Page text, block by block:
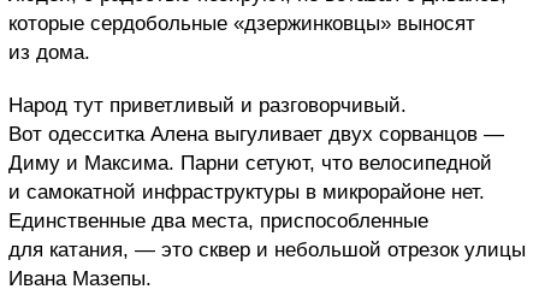
которые сердобольные «дзержинковцы» выносят
из дома.
Народ тут приветливый и разговорчивый.
Вот одесситка Алена выгуливает двух сорванцов —
Диму и Максима. Парни сетуют, что велосипедной
и самокатной инфраструктуры в микрорайоне нет.
Единственные два места, приспособленные
для катания, — это сквер и небольшой отрезок улицы
Ивана Мазепы.